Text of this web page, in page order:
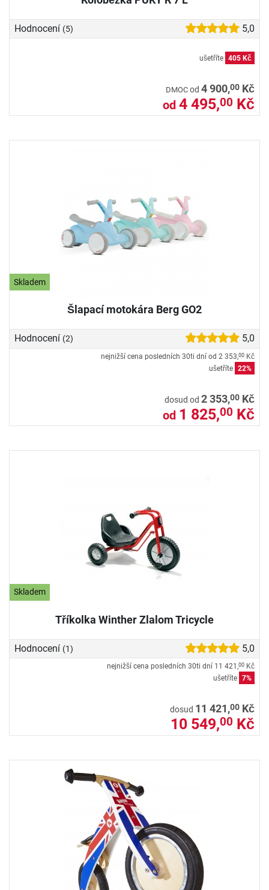
Hodnocení (5) 5,0
ušetříte 405 Kč
DMOC od 4 900,00 Kč
od 4 495,00 Kč
Skladem
Šlapací motokára Berg GO2
Hodnocení (2) 5,0
nejnižší cena posledních 30ti dní od 2 353,00 Kč
ušetříte 22%
dosud od 2 353,00 Kč
od 1 825,00 Kč
Skladem
Tříkolka Winther Zlalom Tricycle
Hodnocení (1) 5,0
nejnižší cena posledních 30ti dní 11 421,00 Kč
ušetříte 7%
dosud 11 421,00 Kč
10 549,00 Kč